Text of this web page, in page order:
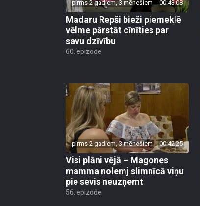
Madaru Repši bieži piemeklē
vēlme pārstāt cīnīties par
savu dzīvību
60. epizode
pirms 2 gadiem, 3 mēnešiem 00:42:25
Visi plāni vējā – Magones
mamma nolemj slimnīcā viņu
pie sevis neuzņemt
56. epizode